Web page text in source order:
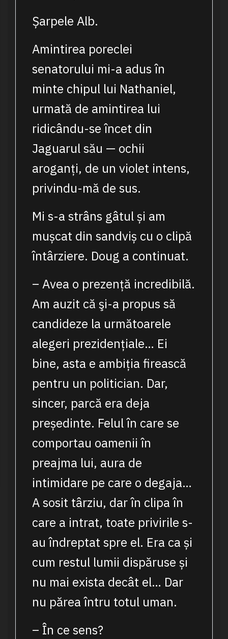
Șarpele Alb.
Amintirea poreclei
senatorului mi-a adus în
minte chipul lui Nathaniel,
urmată de amintirea lui
ridicându-se încet din
Jaguarul său — ochii
aroganți, de un violet intens,
privindu-mă de sus.
Mi s-a strâns gâtul și am
mușcat din sandviș cu o clipă
întârziere. Doug a continuat.
– Avea o prezență incredibilă.
Am auzit că şi-a propus să
candideze la următoarele
alegeri prezidențiale… Ei
bine, asta e ambiția firească
pentru un politician. Dar,
sincer, parcă era deja
președinte. Felul în care se
comportau oamenii în
preajma lui, aura de
intimidare pe care o degaja…
A sosit târziu, dar în clipa în
care a intrat, toate privirile s-
au îndreptat spre el. Era ca și
cum restul lumii dispăruse și
nu mai exista decât el… Dar
nu părea întru totul uman.
– În ce sens?